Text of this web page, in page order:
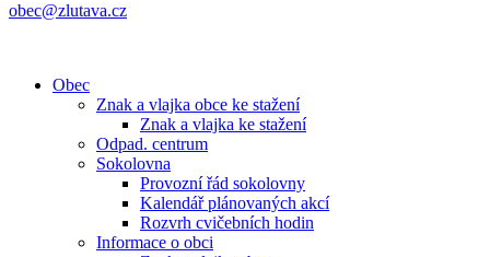
obec@zlutava.cz
Obec
Znak a vlajka obce ke stažení
Znak a vlajka ke stažení
Odpad. centrum
Sokolovna
Provozní řád sokolovny
Kalendář plánovaných akcí
Rozvrh cvičebních hodin
Informace o obci